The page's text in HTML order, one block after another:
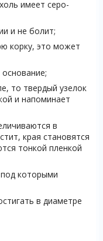
имеет серо-
и не болит;
корку, это может
то твердый узелок
и напоминает
в
края становятся
тонкой пленкой
которыми
в диаметре